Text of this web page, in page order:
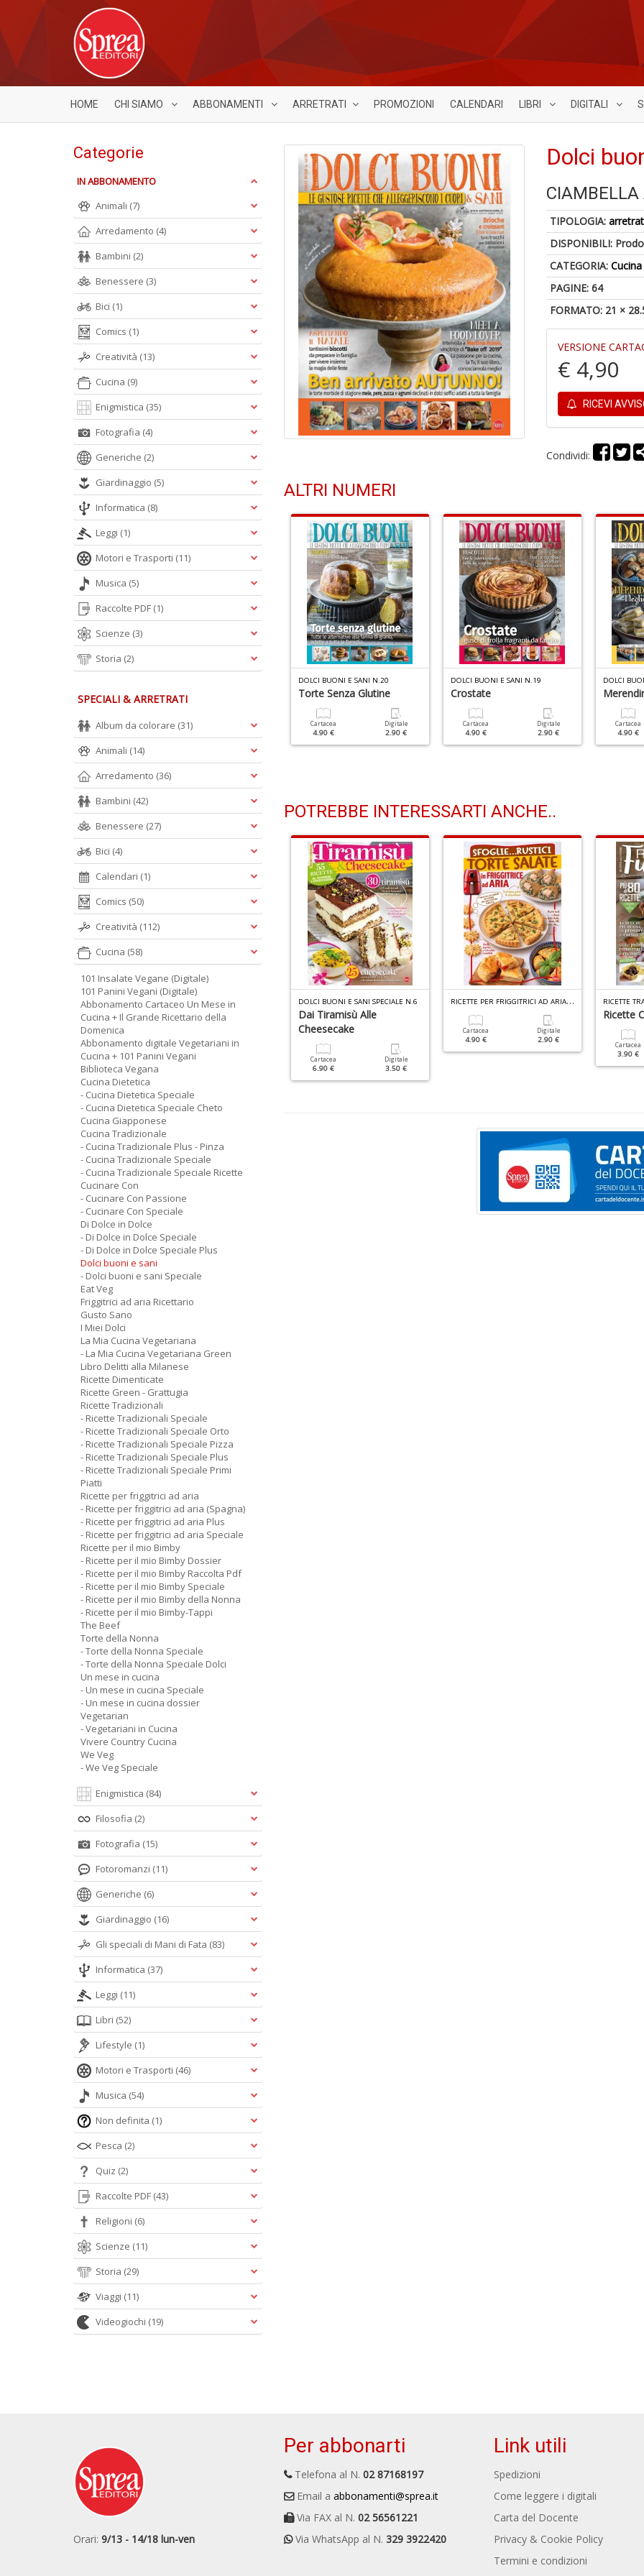
HOME CHI SIAMO ABBONAMENTI ARRETRATI PROMOZIONI CALENDARI LIBRI DIGITALI
Dolci
CIAMBELLA
TIPOLOGIA:
DISPONIBILI:
CATEGORIA:Cucina
PAGINE: 64
FORMATO: 21 ×
VERSIONE
€ 4,90
RICEVI
Condividi:
ALTRI NUMERI
Digitale
1.50 €
Frittelle Senza Glutine
Cartacea
2.50 €
Digitale
DOLCI BUONI E SANI N.20
Torte Senza Glutine
Cartacea
4.90 €
Digitale
2.90 €
DOLCI BUONI E SANI N.19
Crostate
Cartacea
4.90 €
Digitale
2.90 €
DOLCI
Cartacea
4.90 €
POTREBBE INTERESSARTI ANCHE..
T
ORTE DELLA NONNA SPECIALE N.55
Digitale
3.50 €
Torte Farcite
Cartacea
6.90 €
Digitale
DOLCI BUONI E SANI SPECIALE N.6
Dai Tiramisù Alle
Cheesecake
Cartacea
6.90 €
Digitale
3.50 €
R
ICETTE PER FRIGGITRICI AD ARIA SPECIALE N.7
Cartacea
4.90 €
Digitale
2.90 €
Ricette
Cartacea
3.90 €
Categorie
IN ABBONAMENTO
Animali (7)
Arredamento (4)
Bambini (2)
Benessere (3)
Bici (1)
Comics (1)
Creatività (13)
Cucina (9)
Enigmistica (35)
Fotografia (4)
Generiche (2)
Giardinaggio (5)
Informatica (8)
Leggi (1)
Motori e Trasporti (11)
Musica (5)
Raccolte PDF (1)
Scienze (3)
Storia (2)
SPECIALI & ARRETRATI
Album da colorare (31)
Animali (14)
Arredamento (36)
Bambini (42)
Benessere (27)
Bici (4)
Calendari (1)
Comics (50)
Creatività (112)
Cucina (58)
101 Insalate Vegane (Digitale)
101 Panini Vegani (Digitale)
Abbonamento Cartaceo Un Mese in
Cucina + Il Grande Ricettario della
Domenica
Abbonamento digitale Vegetariani in
Cucina + 101 Panini Vegani
Biblioteca Vegana
Cucina Dietetica
- Cucina Dietetica Speciale
- Cucina Dietetica Speciale Cheto
Cucina Giapponese
Cucina Tradizionale
- Cucina Tradizionale Plus - Pinza
- Cucina Tradizionale Speciale
- Cucina Tradizionale Speciale Ricette
Cucinare Con
- Cucinare Con Passione
- Cucinare Con Speciale
Di Dolce in Dolce
- Di Dolce in Dolce Speciale
- Di Dolce in Dolce Speciale Plus
Dolci buoni e sani
- Dolci buoni e sani Speciale
Eat Veg
Friggitrici ad aria Ricettario
Gusto Sano
I Miei Dolci
La Mia Cucina Vegetariana
- La Mia Cucina Vegetariana Green
Libro Delitti alla Milanese
Ricette Dimenticate
Ricette Green - Grattugia
Ricette Tradizionali
- Ricette Tradizionali Speciale
- Ricette Tradizionali Speciale Orto
- Ricette Tradizionali Speciale Pizza
- Ricette Tradizionali Speciale Plus
- Ricette Tradizionali Speciale Primi
Piatti
Ricette per friggitrici ad aria
- Ricette per friggitrici ad aria (Spagna)
- Ricette per friggitrici ad aria Plus
- Ricette per friggitrici ad aria Speciale
Ricette per il mio Bimby
- Ricette per il mio Bimby Dossier
- Ricette per il mio Bimby Raccolta Pdf
- Ricette per il mio Bimby Speciale
- Ricette per il mio Bimby della Nonna
- Ricette per il mio Bimby-Tappi
The Beef
Torte della Nonna
- Torte della Nonna Speciale
- Torte della Nonna Speciale Dolci
Un mese in cucina
- Un mese in cucina Speciale
- Un mese in cucina dossier
Vegetarian
- Vegetariani in Cucina
Vivere Country Cucina
We Veg
- We Veg Speciale
Enigmistica (84)
Filosofia (2)
Fotografia (15)
Fotoromanzi (11)
Generiche (6)
Giardinaggio (16)
Gli speciali di Mani di Fata (83)
Informatica (37)
Leggi (11)
Libri (52)
Lifestyle (1)
Motori e Trasporti (46)
Musica (54)
Non definita (1)
Pesca (2)
Quiz (2)
Raccolte PDF (43)
Religioni (6)
Scienze (11)
Storia (29)
Viaggi (11)
Videogiochi (19)
Orari: 9/13 - 14/18 lun-ven
Per abbonarti
Telefona al N. 02 87168197
Email a abbonamenti@sprea.it
Via FAX al N. 02 56561221
Via WhatsApp al N. 329 3922420
Link utili
Spedizioni
Come leggere i digitali
Carta del Docente
Privacy & Cookie Policy
Termini e condizioni